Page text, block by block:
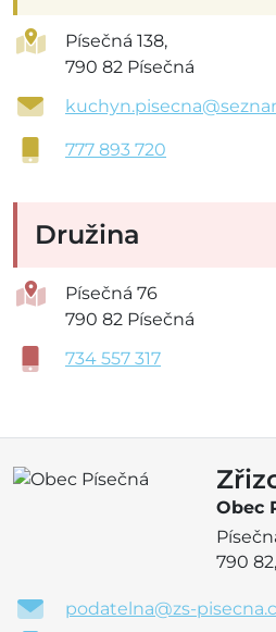
Písečná 138,
790 82 Písečná
777 893 720
Družina
Písečná 76
790 82 Písečná
734 557 317
Obec
790
podatelna@zs-